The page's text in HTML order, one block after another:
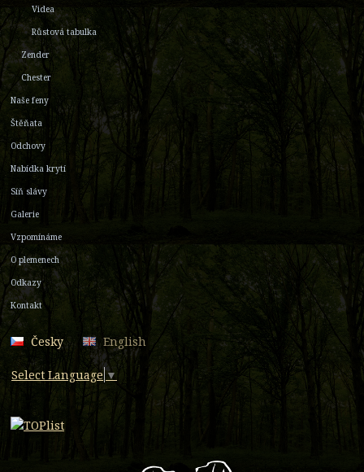
Videa
Růstová tabulka
Zender
Chester
Naše feny
Štěňata
Odchovy
Nabídka krytí
Síň slávy
Galerie
Vzpomínáme
O plemenech
Odkazy
Kontakt
Česky English
Select Language ▼